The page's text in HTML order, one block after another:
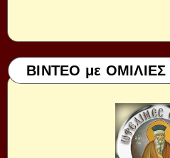
ΒΙΝΤΕΟ με ΟΜΙΛΙΕΣ